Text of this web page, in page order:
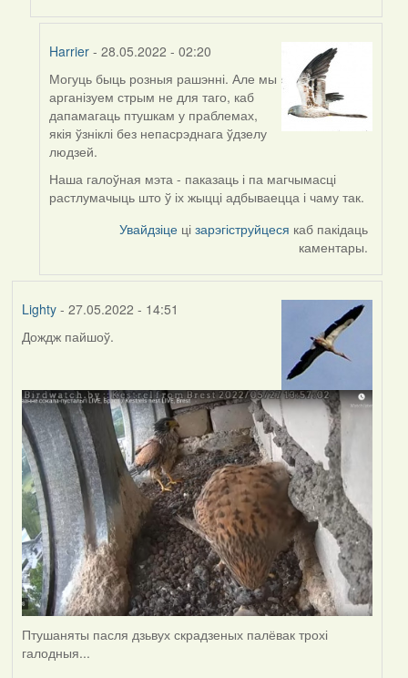
Harrier- 28.05.2022 - 02:20
In
reply
to
by
09Алена
Могуць быць розныя рашэнні. Але мы
арганізуем стрым не для таго, каб
дапамагаць птушкам у праблемах,
якія ўзніклі без непасрэднага ўдзелу
людзей.
Наша галоўная мэта - паказаць і па магчымасці
растлумачыць што ў іх жыцці адбываецца і чаму так.
Увайдзіце цізарэгіструйцеся каб пакідаць
каментары.
Lighty- 27.05.2022 - 14:51
Дождж пайшоў.
Птушаняты пасля дзьвух скрадзеных палёвак трохі
галодныя...